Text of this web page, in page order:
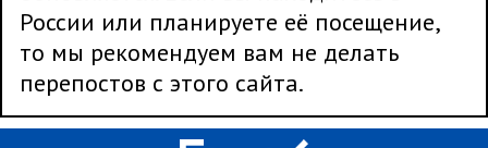
России или планируете её посещение,
то мы рекомендуем вам не делать
перепостов с этого сайта.